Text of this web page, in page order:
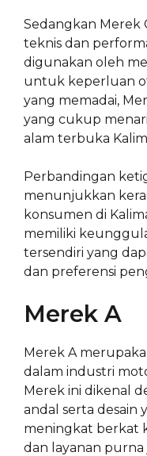
Sedangkan Merek
teknis dan
digunakan oleh
untuk keperluan
yang memadai,
yang cukup
alam terbuka
Perbandingan
menunjukkan
konsumen di
memiliki
tersendiri yang
dan preferensi
Merek A
Merek A
dalam industri
Merek ini dikenal
andal serta desain
meningkat berkat
dan layanan